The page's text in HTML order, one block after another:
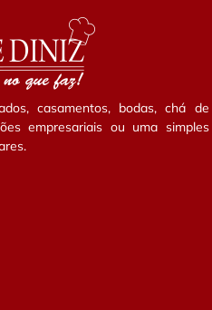
casamentos, bodas, chá de
empresariais ou uma simples